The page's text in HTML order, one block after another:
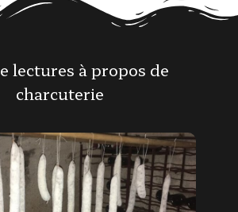
lectures à propos de
charcuterie